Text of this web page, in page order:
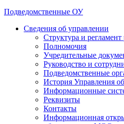
Подведомственные ОУ
Сведения об управлении
Структура и регламент
Полномочия
Учредительные
Руководство и
Подведомственные
История Управления
Информационные
Реквизиты
Контакты
Информационная